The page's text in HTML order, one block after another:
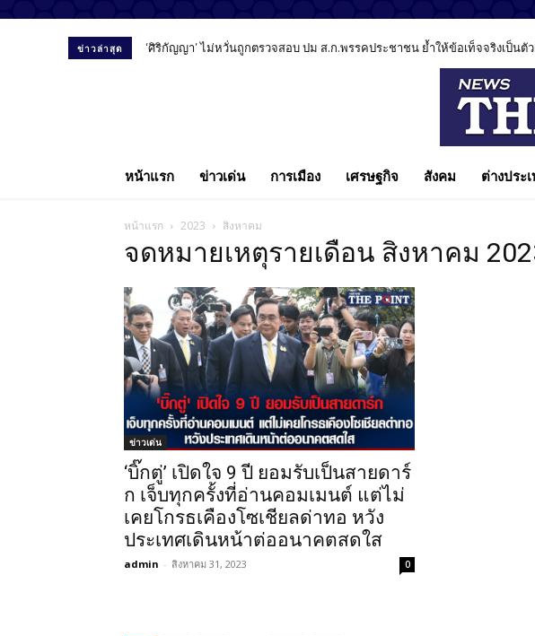
ข่าวล่าสุด ‘ศิริกัญญา’ ไม่หวั่นถูกตรวจสอบ ปม ส.ก.พรรคประชาชน ย้ำให้ข้อเท็จจริงเป็นตั
หน้าแรก ข่าวเด่น การเมือง เศรษฐกิจ สังคม ต่างประ
หน้าแรก 2023 สิงหาคม
จดหมายเหตุรายเดือน สิงหาคม
ข่าวเด่น
‘บิ๊กตู่’ เปิดใจ 9 ปี ยอมรับเป็นสายดาร์
ก เจ็บทุกครั้งที่อ่านคอมเมนต์ แต่ไม่
เคยโกรธเคืองโซเชียลด่าทอ หวัง
ประเทศเดินหน้าต่ออนาคตสดใส
admin - สิงหาคม 31, 2023 0